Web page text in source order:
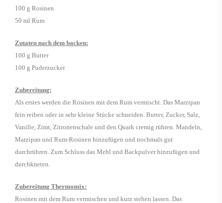
100 g Rosinen
50 ml Rum
Zutaten nach dem backen:
100 g Butter
100 g Puderzucker
Zubereitung:
Als erstes werden die Rosinen mit dem Rum vermischt. Das Marzipan
fein reiben oder in sehr kleine Stücke schneiden. Butter, Zucker, Salz,
Vanille, Zimt, Zitronenschale und den Quark cremig rühren. Mandeln,
Marzipan und Rum-Rosinen hinzufügen und nochmals gut
durchrühren. Zum Schluss das Mehl und Backpulver hinzufügen und
durchkneten.
Zubereitung Thermomix:
Rosinen mit dem Rum vermischen und kurz stehen lassen. Das